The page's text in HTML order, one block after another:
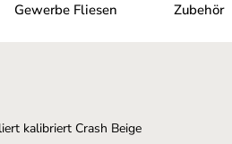
Gewerbe Fliesen Zubehör